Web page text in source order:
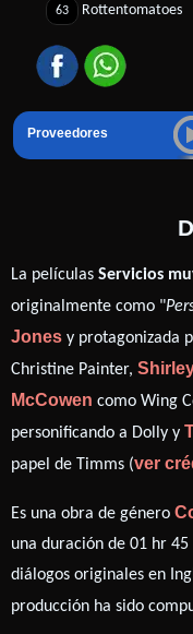
63 Rottentomatoes
Proveedores
La películas Servicios
originalmente como "
Jones y protagonizada
Christine Painter,
McCowen como Wing
personificando a Dolly y
papel de Timms (ver
Es una obra de género
una duración de 01 hr
diálogos originales en
producción ha sido